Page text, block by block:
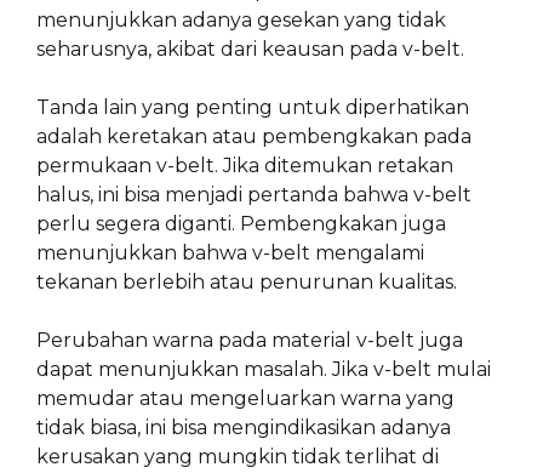
menunjukkan adanya gesekan yang tidak
seharusnya, akibat dari keausan pada v-belt.
Tanda lain yang penting untuk diperhatikan
adalah keretakan atau pembengkakan pada
permukaan v-belt. Jika ditemukan retakan
halus, ini bisa menjadi pertanda bahwa v-belt
perlu segera diganti. Pembengkakan juga
menunjukkan bahwa v-belt mengalami
tekanan berlebih atau penurunan kualitas.
Perubahan warna pada material v-belt juga
dapat menunjukkan masalah. Jika v-belt mulai
memudar atau mengeluarkan warna yang
tidak biasa, ini bisa mengindikasikan adanya
kerusakan yang mungkin tidak terlihat di